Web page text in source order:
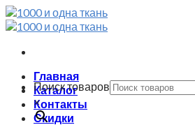
Skip
to
Главная
Каталог
Контакты
Скидки
Поиск товаров
×